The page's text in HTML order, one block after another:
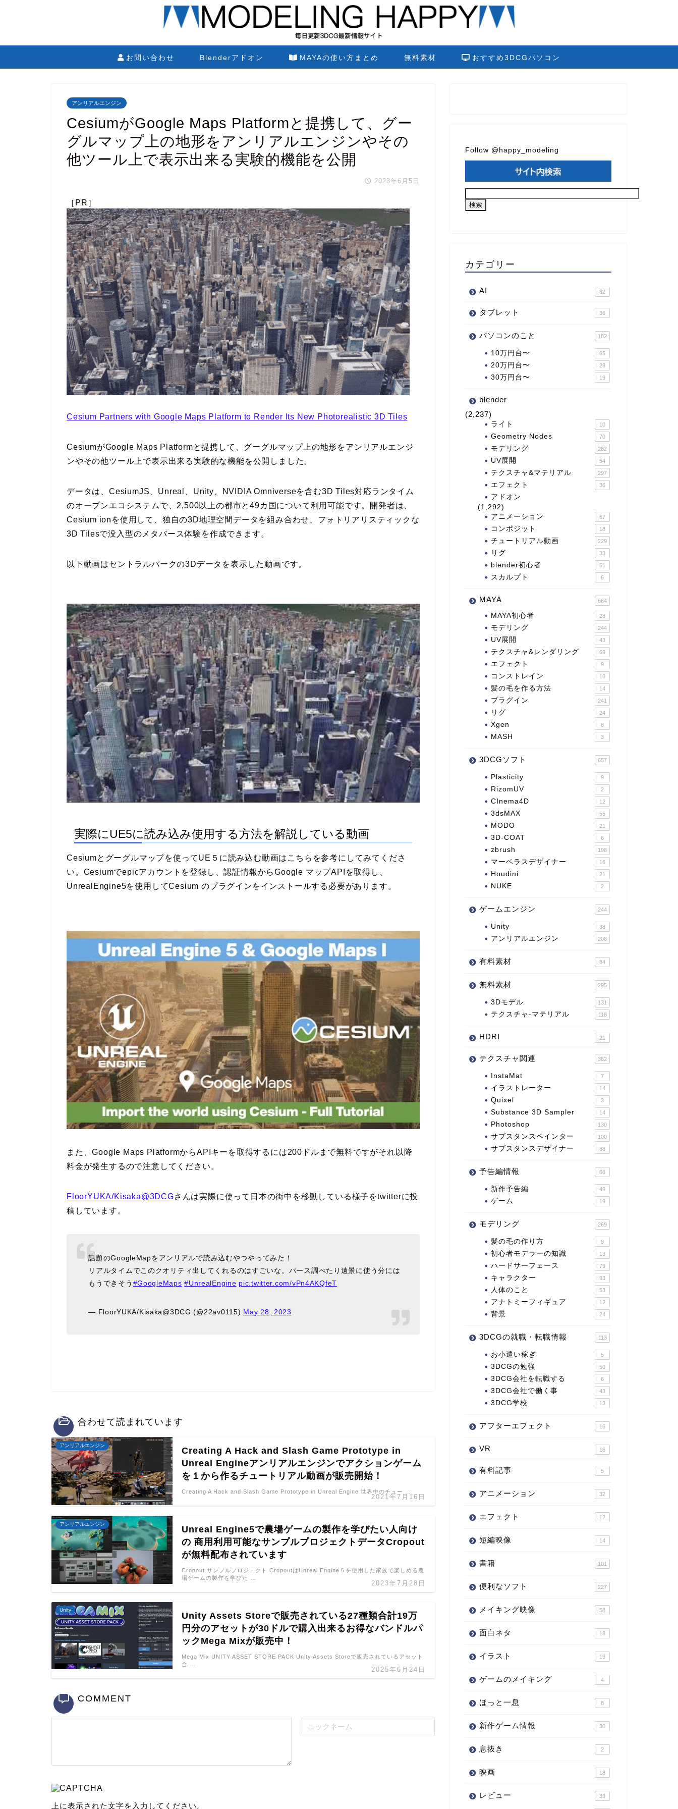
お問い合わせ Blenderアドオン MAYAの使い方まとめ 無料素材 おすすめ3DCGパソコン
アンリアルエンジン
CesiumがGoogle Maps Platformと提携して、グー
グルマップ上の地形をアンリアルエンジンやその
他ツール上で表示出来る実験的機能を公開
2023年6月5日
［PR］
Cesium Partners with Google Maps Platform to Render Its New Photorealistic 3D Tiles
CesiumがGoogle Maps Platformと提携して、グーグルマップ上の地形をアンリアルエンジ
ンやその他ツール上で表示出来る実験的な機能を公開しました。
データは、CesiumJS、Unreal、Unity、NVIDIA Omniverseを含む3D Tiles対応ランタイム
のオープンエコシステムで、2,500以上の都市と49カ国について利用可能です。開発者は、
Cesium ionを使用して、独自の3D地理空間データを組み合わせ、フォトリアリスティックな
3D Tilesで没入型のメタバース体験を作成できます。
以下動画はセントラルパークの3Dデータを表示した動画です。
実際にUE5に読み込み使用する方法を解説している動画
Cesiumとグーグルマップを使ってUE５に読み込む動画はこちらを参考にしてみてくださ
い。Cesiumでepicアカウントを登録し、認証情報からGoogle マップAPIを取得し、
UnrealEngine5を使用してCesium のプラグインをインストールする必要があります。
また、Google Maps PlatformからAPIキーを取得するには200ドルまで無料ですがそれ以降
料金が発生するので注意してください。
FloorYUKA/Kisaka@3DCGさんは実際に使って日本の街中を移動している様子をtwitterに投
稿しています。
話題のGoogleMapをアンリアルで読み込むやつやってみた！
リアルタイムでこのクオリティ出してくれるのはすごいな。パース調べたり遠景に使う分には
もうできそう #GoogleMaps #UnrealEngine pic.twitter.com/vPn4AKQfeT
— FloorYUKA/Kisaka@3DCG (@22av0115) May 28, 2023
合わせて読まれています
アンリアルエンジン
Creating A Hack and Slash Game Prototype in
Unreal Engineアンリアルエンジンでアクションゲーム
を１から作るチュートリアル動画が販売開始！
2021年7月16日
Creating A Hack and Slash Game Prototype in Unreal Engine 世界中のチュー …
アンリアルエンジン
Unreal Engine5で農場ゲームの製作を学びたい人向け
の 商用利用可能なサンプルプロジェクトデータCropout
が無料配布されています
2023年7月28日
Cropout サンプルプロジェクト CropoutはUnreal Engine５を使用した家族で楽しめる農
場ゲームの製作を学びた …
Unity
Unity Assets Storeで販売されている27種類合計19万
円分のアセットが30ドルで購入出来るお得なバンドルパ
ックMega Mixが販売中！
2025年6月24日
Mega Mix UNITY ASSET STORE PACK Unity Assets Storeで販売されているアセット
合 …
COMMENT
上に表示された文字を入力してください。
Follow @happy_modeling
カテゴリー
AI 82
タブレット 36
パソコンのこと 182
10万円台〜 65
20万円台〜 28
30万円台〜 19
blender
(2,237)
ライト 10
Geometry Nodes 70
モデリング 282
UV展開 54
テクスチャ&マテリアル 297
エフェクト 36
アドオン
(1,292)
アニメーション
67
コンポジット 18
チュートリアル動画 229
リグ 33
blender初心者 51
スカルプト 6
MAYA 664
MAYA初心者 28
モデリング 244
UV展開 43
テクスチャ&レンダリング 69
エフェクト 9
コンストレイン 10
髪の毛を作る方法 14
プラグイン 241
リグ 24
Xgen 8
MASH 3
3DCGソフト 657
Plasticity 9
RizomUV 2
CInema4D 12
3dsMAX 55
MODO 21
3D-COAT 6
zbrush 198
マーベラスデザイナー 16
Houdini 21
NUKE 2
ゲームエンジン 244
Unity 38
アンリアルエンジン 208
有料素材 84
無料素材 295
3Dモデル 131
テクスチャ-マテリアル 118
HDRI 21
テクスチャ関連 362
InstaMat 7
イラストレーター 14
Quixel 3
Substance 3D Sampler 14
Photoshop 130
サブスタンスペインター 100
サブスタンスデザイナー 88
予告編情報 66
新作予告編 49
ゲーム 19
モデリング 269
髪の毛の作り方 9
初心者モデラーの知識 13
ハードサーフェース 79
キャラクター 93
人体のこと 53
アナトミーフィギュア 12
背景 24
3DCGの就職・転職情報 113
お小遣い稼ぎ 5
3DCGの勉強 50
3DCG会社を転職する 6
3DCG会社で働く事 43
3DCG学校 13
アフターエフェクト 16
VR 16
有料記事 5
アニメーション 32
エフェクト 12
短編映像 14
書籍 101
便利なソフト 227
メイキング映像 58
面白ネタ 18
イラスト 19
ゲームのメイキング 4
ほっと一息 8
新作ゲーム情報 30
息抜き 2
映画 18
レビュー 39